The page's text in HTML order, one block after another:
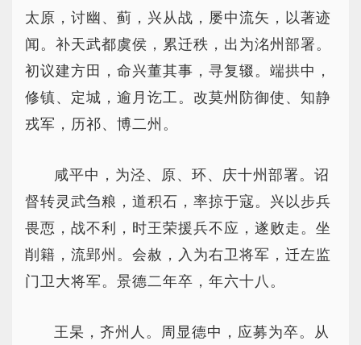
太原，讨幽、蓟，兴从战，屡中流矢，以著迹
闻。补天武都虞侯，累迁秩，出为洺州部署。
初议建方田，命兴董其事，寻复辍。端拱中，
修镇、定城，逾月讫工。改莫州防御使、知静
戎军，历祁、博二州。
咸平中，为泾、原、环、庆十州部署。诏
督转灵武刍粮，道积石，率掠于寇。兴以步兵
畏恧，战不利，时王荣援兵不应，遂败走。坐
削籍，流郢州。会赦，入为右卫将军，迁左监
门卫大将军。景德二年卒，年六十八。
王杲，齐州人。周显德中，应募为卒。从